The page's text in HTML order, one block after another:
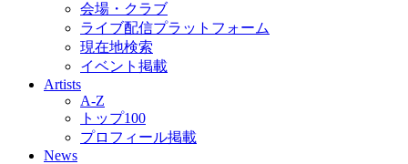
会場・クラブ
ライブ配信プラットフォーム
現在地検索
イベント掲載
Artists
A-Z
トップ100
プロフィール掲載
News